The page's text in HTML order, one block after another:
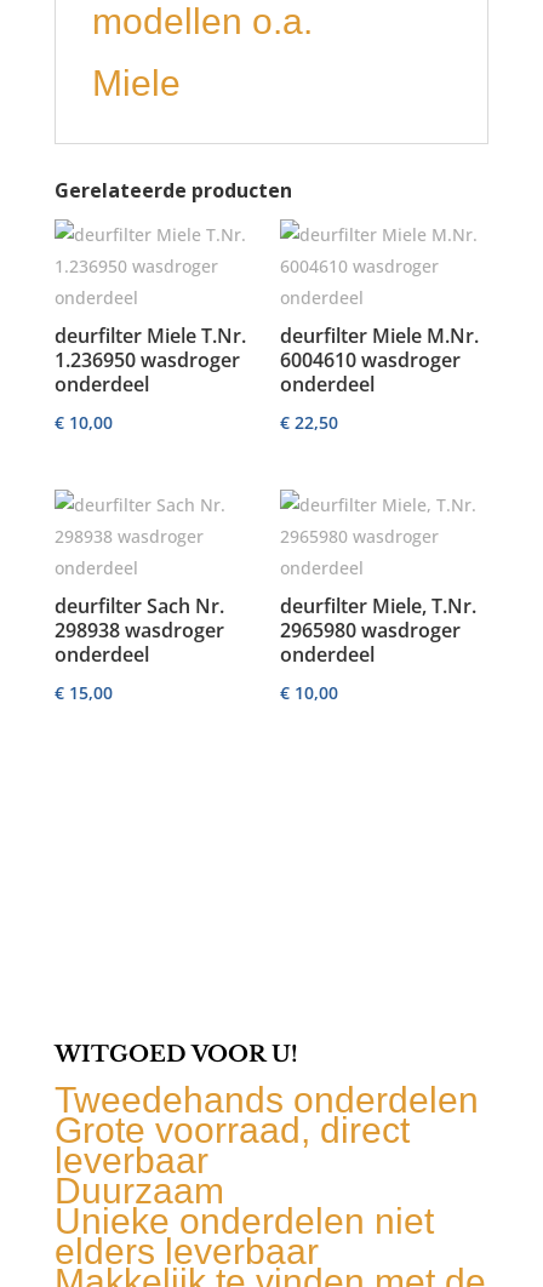
modellen o.a.
Miele
Gerelateerde producten
deurfilter Miele T.Nr.
1.236950 wasdroger
onderdeel
€10,00
deurfilter Miele M.Nr.
6004610 wasdroger
onderdeel
€ 22,50
deurfilter Sach Nr.
298938 wasdroger
onderdeel
€15,00
deurfilter Miele, T.Nr.
2965980 wasdroger
onderdeel
€ 10,00
WITGOED VOOR U!
Tweedehands onderdelen
Grote voorraad, direct
leverbaar
Duurzaam
Unieke onderdelen niet
elders leverbaar